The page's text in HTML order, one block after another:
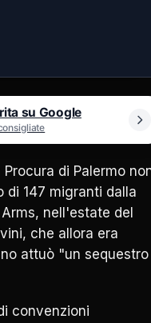
su Google
di Palermo
di 147 migranti dalla
nell'estate del
che allora era
attuò "un sequestro
convenzioni